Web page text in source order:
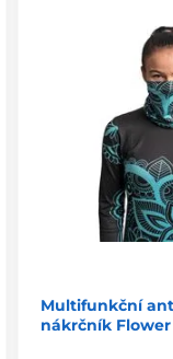
Multifunkční
nákrčník Flower